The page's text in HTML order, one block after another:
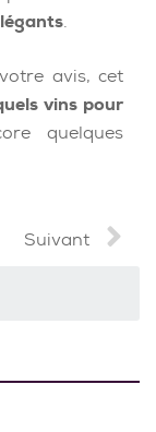
.
avis, cet
vins pour
quelques
Suivant